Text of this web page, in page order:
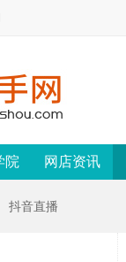
院 网店资讯
抖音直播